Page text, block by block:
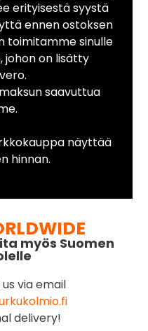
erityisestä syystä
ennen ostoksen
toimitamme sinulle
johon on lisätty
saavuttua
näyttää
hinnan.
myös Suomen
via email
delivery!